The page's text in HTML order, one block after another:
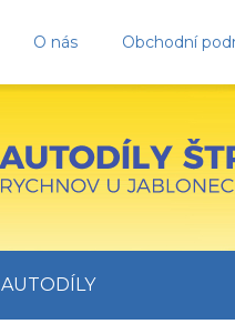
O nás Obchodní
AUTODÍLY